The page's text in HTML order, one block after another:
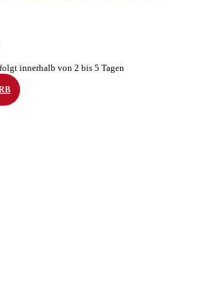
innerhalb von 2 bis 5 Tagen